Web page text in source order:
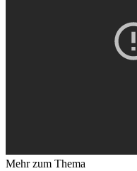
Mehr zum Thema